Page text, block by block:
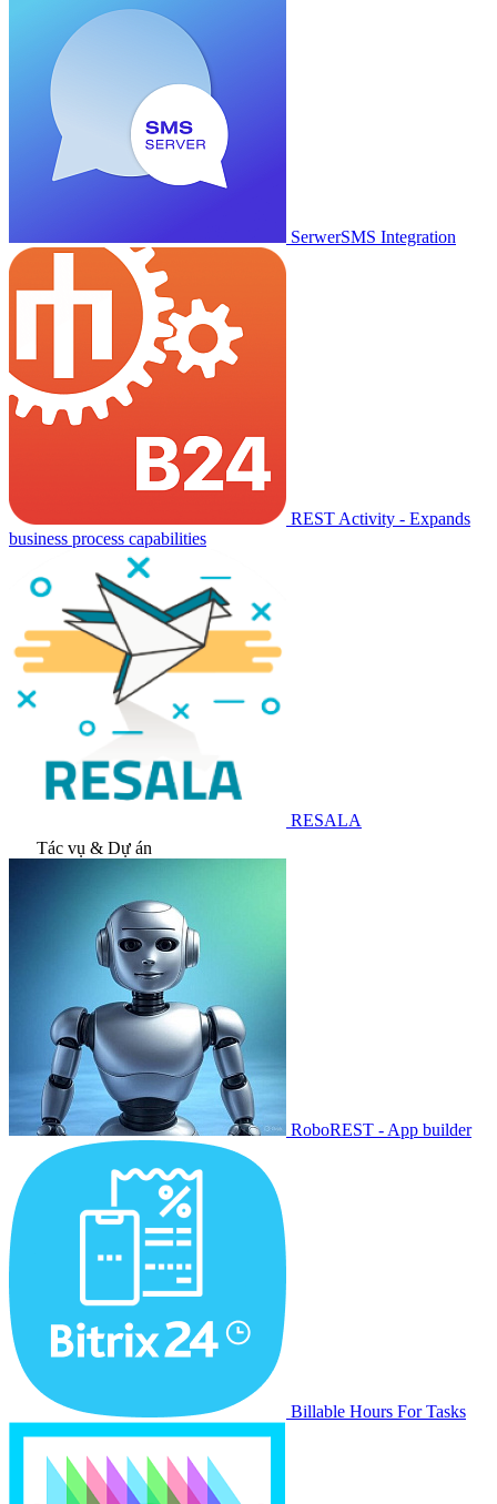
SerwerSMS Integration
REST Activity - Expands
business process capabilities
RESALA
Tác vụ & Dự án
RoboREST - App builder
Billable Hours For Tasks